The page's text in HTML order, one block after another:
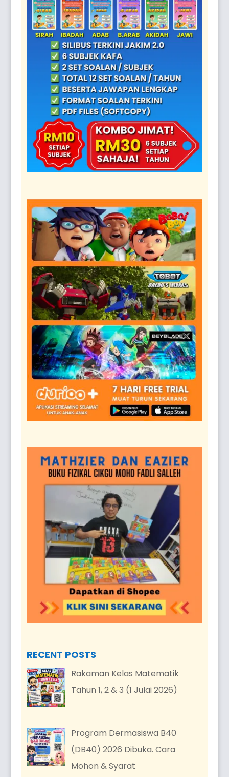
RECENT POSTS
Rakaman Kelas Matematik
Tahun 1, 2 & 3 (1 Julai 2026)
Program Dermasiswa B40
(DB40) 2026 Dibuka. Cara
Mohon & Syarat